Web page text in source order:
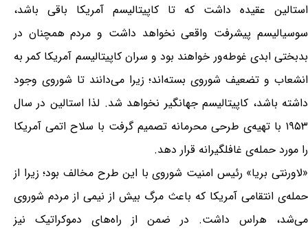
استالین عقیده داشت که تا کاپیتالیسم آمریکا باقی باشد،
سوسیالیسم پیشرفت واقعی نخواهد داشت و مردم همچنان در
بدبختی ابدی غوطه‌ور خواهند بود و سران کاپیتالیسم آمریکا کمر به
انشعاب و تضعیف شوروی بسته‌اند؛ زیرا می‌دانند تا شوروی وجود
داشته باشد، کاپیتالیسم جهانگیر نخواهد شد. لذا استالین در سال
۱۹۵۳ با تهیه‌ی طرحی محرمانه تصمیم گرفت با سلاح اتمی آمریکا
را مورد حمله‌ی غافلگیرانه قرار دهد.
«لاورنتی بریا» رئیس امنیت شوروی با این طرح مخالف بود؛ زیرا از
حمله‌ی انتقامی آمریکا که باعث مرگ بیش از نیمی از مردم شوروی
می‌شد، هراس داشت. در ضمن از راه‌های دموکراتیک نیز